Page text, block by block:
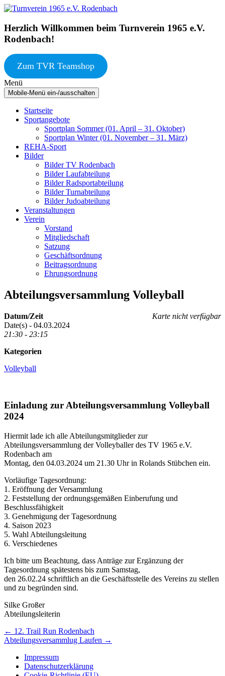
Springe
Inhalt
Zum
springen
Herzlich Willkommen beim Turnverein 1965 e.V.
Rodenbach!
Zum TVR Teamshop
Menü
Mobile-Menü ein-/ausschalten
Startseite
Sportangebote
Sportplan Sommer (01. April – 31. Oktober)
Sportplan Winter (01. November – 31. März)
REHA-Sport
Bilder
Bilder TV Rodenbach
Bilder Laufabteilung
Bilder Radsportabteilung
Bilder Turnabteilung
Bilder Judoabteilung
Veranstaltungen
Verein
Vorstand
Mitgliedschaft
Satzung
Geschäftsordnung
Beitragsordnung
Ehrungsordnung
Abteilungsversammlung Volleyball
Karte nicht verfügbar
Datum/Zeit
Date(s) - 04.03.2024
21:30 - 23:15
Kategorien
Volleyball
Einladung zur Abteilungsversammlung Volleyball
2024
Hiermit lade ich alle Abteilungsmitglieder zur
Abteilungsversammlung der Volleyballer des TV 1965 e.V.
Rodenbach am
Montag, den 04.03.2024 um 21.30 Uhr in Rolands Stübchen ein.
Vorläufige Tagesordnung:
1. Eröffnung der Versammlung
2. Feststellung der ordnungsgemäßen Einberufung und
Beschlussfähigkeit
3. Genehmigung der Tagesordnung
4. Saison 2023
5. Wahl Abteilungsleitung
6. Verschiedenes
Ich bitte um Beachtung, dass Anträge zur Ergänzung der
Tagesordnung spätestens bis zum Samstag,
den 26.02.24 schriftlich an die Geschäftsstelle des Vereins zu stellen
und zu begründen sind.
Silke Großer
Abteilungsleiterin
Artikel-
Navigation
← 12. Trail Run Rodenbach
Abteilungsversammlug Laufen →
Impressum
Datenschutzerklärung